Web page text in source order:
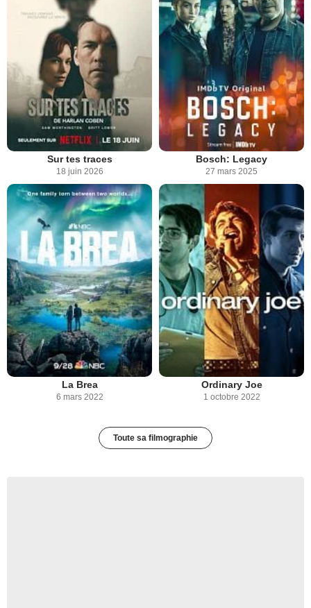
Sur tes traces
18 juin 2026
Bosch: Legacy
27 mars 2025
La Brea
6 mars 2022
Ordinary Joe
1 octobre 2022
Toute sa filmographie